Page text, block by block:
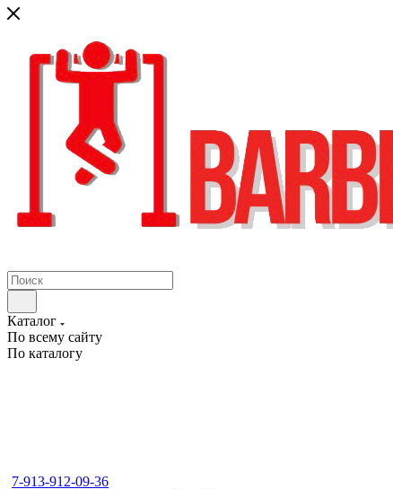
Каталог
По всему сайту
По каталогу
7-913-912-09-36